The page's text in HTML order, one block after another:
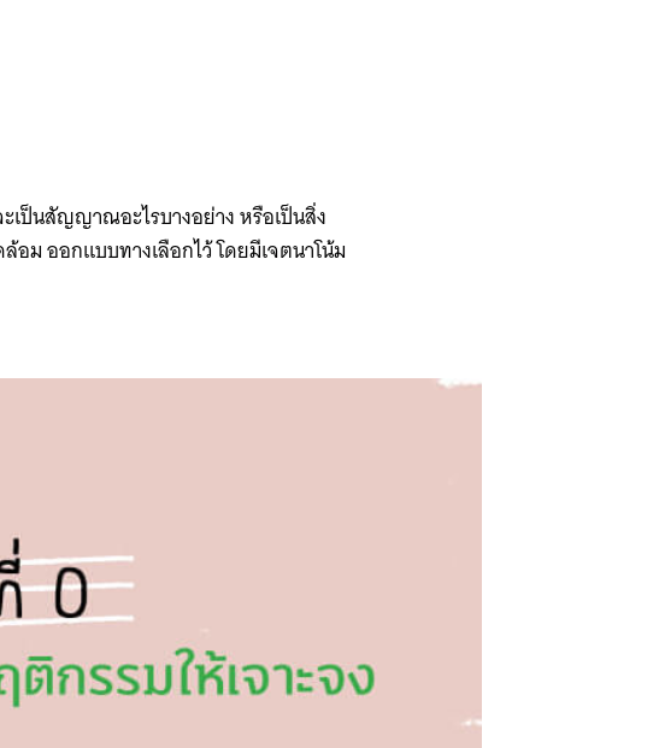
เป็นสัญญาณอะไรบางอย่าง หรือเป็นสิ่ง
ม ออกแบบทางเลือกไว้ โดยมีเจตนาโน้ม